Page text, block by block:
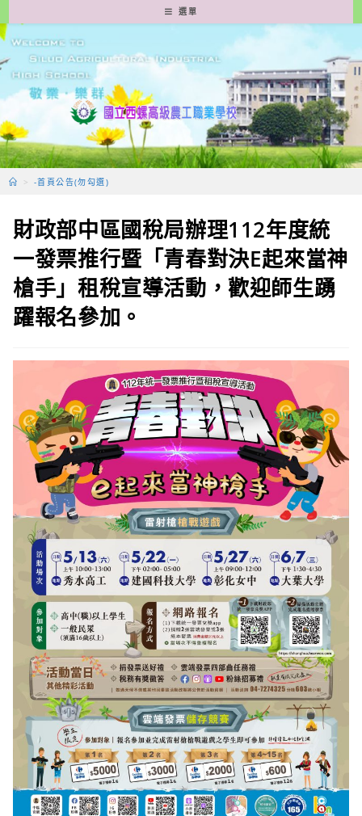
轉
至
要
容
選單
> -首頁公告(勿勾選)
財政部中區國稅局辦理112年度統
一發票推行暨「青春對決E起來當神
槍手」租稅宣導活動，歡迎師生踴
躍報名參加。